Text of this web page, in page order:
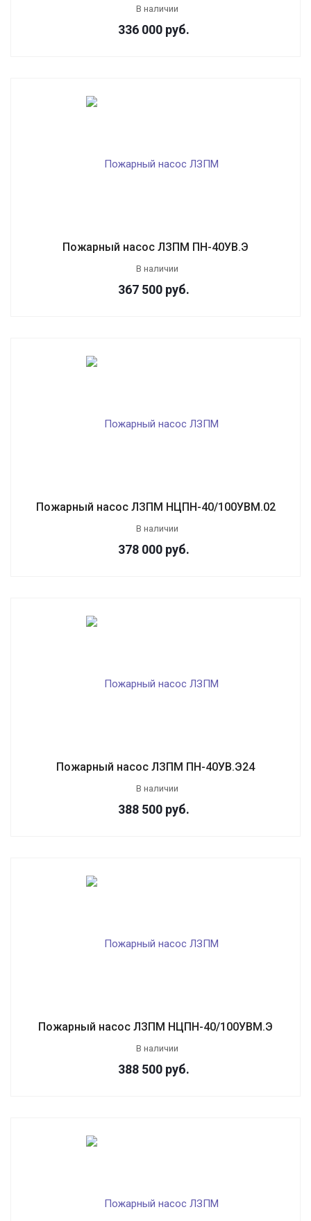
В наличии
336 000 руб.
Пожарный насос ЛЗПМ ПН-40УВ.Э
В наличии
367 500 руб.
Пожарный насос ЛЗПМ НЦПН-40/100УВМ.02
В наличии
378 000 руб.
Пожарный насос ЛЗПМ ПН-40УВ.Э24
В наличии
388 500 руб.
Пожарный насос ЛЗПМ НЦПН-40/100УВМ.Э
В наличии
388 500 руб.